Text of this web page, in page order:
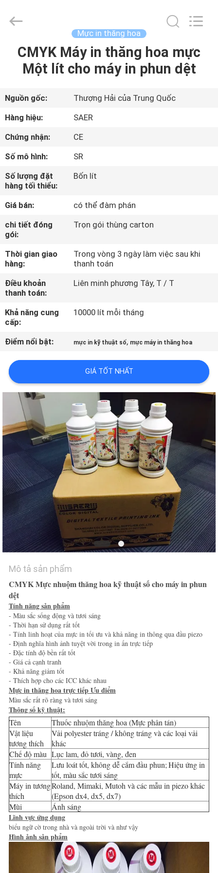
NHÀ
PHẨM
VIDEO
VỀ
CHÚNG
TÔI
THAM
QUAN
NHÀ
MÁY
KIỂM
SOÁT
CHẤT
LƯỢNG
LIÊN
CHÚNG
TÔI
TIN
TỨC
TẤT
CẢ
CÁC
TRƯỜNG
HỢP
COMPANY
NEWS
SƠ
ĐỒ
TRANG
WEB
CHÍNH
SÁCH
BẢO
MẬT
Shanghai
Color
Mực in thăng hoa
CMYK Máy in thăng hoa mực
Một lít cho máy in phun dệt
Nguồn gốc:
Thượng Hải của Trung Quốc
Hàng hiệu:
SAER
Chứng nhận:
CE
Số mô hình:
SR
Số lượng đặt
hàng tối thiểu:
Bốn lít
Giá bán:
có thể đàm phán
chi tiết đóng
gói:
Trọn gói thùng carton
Thời gian giao
hàng:
Trong vòng 3 ngày làm việc sau khi
thanh toán
Điều khoản
thanh toán:
Liên minh phương Tây, T / T
Khả năng cung
cấp:
10000 lít mỗi tháng
Điểm nổi bật: mực in kỹ thuật số, mực máy in thăng hoa
GIÁ TỐT NHẤT
Mô tả sản phẩm
CMYK Mực nhuộm thăng hoa kỹ thuật số cho máy in phun
dệt
Tính năng sản phẩm
- Màu sắc sống động và tươi sáng
- Thời hạn sử dụng rất tốt
- Tính linh hoạt của mực in tối ưu và khả năng in thông qua đầu piezo
- Định nghĩa hình ảnh tuyệt vời trong in ấn trực tiếp
- Đặc tính độ bền rất tốt
- Giá cả cạnh tranh
- Khả năng giảm tốt
- Thích hợp cho các ICC khác nhau
Mực in thăng hoa trực tiếp Ưu điểm
Màu sắc rất rõ ràng và tươi sáng
Thông số kỹ thuật:
Tên
Thuốc nhuộm thăng hoa (Mực phân tán)
Vật liệu
tương thích
Vải polyester tráng / không tráng và các loại vải
khác
Chế độ màu Lục lam, đỏ tươi, vàng, đen
Tính năng
mực
Lưu loát tốt, không dễ cắm đầu phun;Hiệu ứng in
tốt, màu sắc tươi sáng
Máy in tương
thích
Roland, Mimaki, Mutoh và các mẫu in piezo khác
(Epson dx4, dx5, dx7)
Mùi
Ánh sáng
Lĩnh vực ứng dụng
biểu ngữ cờ trong nhà và ngoài trời và như vậy
Hình ảnh sản phẩm